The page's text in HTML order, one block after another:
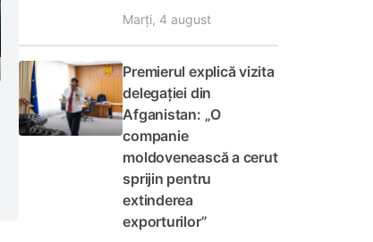
Marți, 4 august
Premierul explică vizita
delegației din
Afganistan: „O
companie
moldovenească a cerut
sprijin pentru
extinderea
exporturilor”